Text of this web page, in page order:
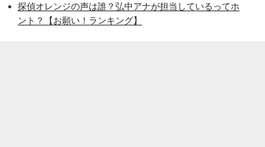
探偵オレンジの声は誰？弘中アナが担当しているってホ
ント？【お願い！ランキング】